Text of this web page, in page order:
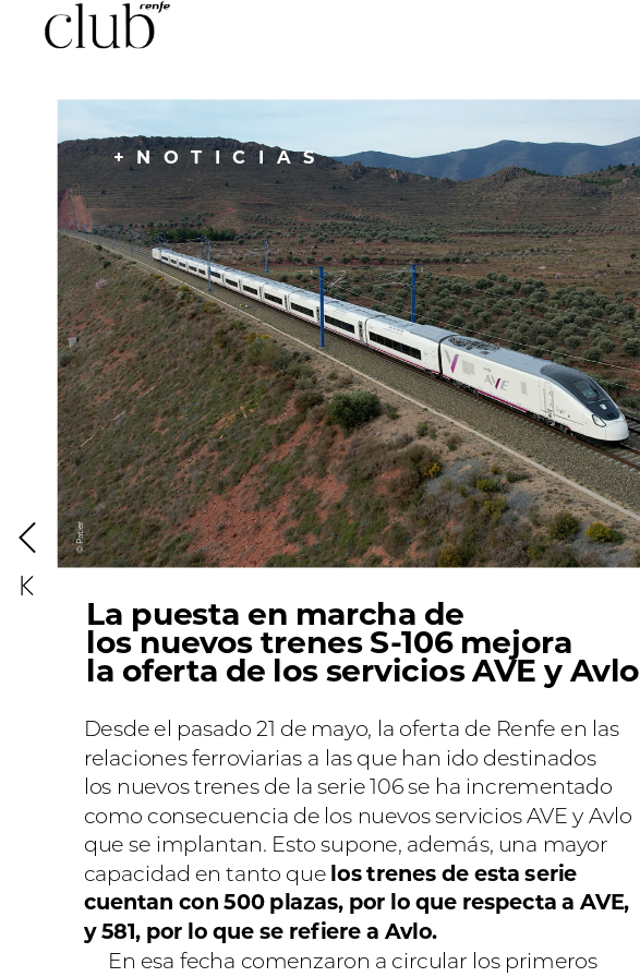
La puesta en marcha de
los nuevos trenes S-106 mejora
la oferta de los servicios AVE y Avlo
+NOTICIAS
Desde el pasado 21 de mayo, la oferta de Renfe en las
relaciones ferroviarias a las que han ido destinados
los nuevostrenes de la serie106se ha incrementado
como consecuencia de los nuevos serviciosAVE y Avlo
que se implantan. Esto supone, además, una mayor
capacidad en tanto que los trenes de esta serie
cuentan con 500 plazas, por lo que respecta a AVE,
y 581, por lo que se refiere a Avlo.
En esa fecha comenzaron a circular los primeros
©
Patier